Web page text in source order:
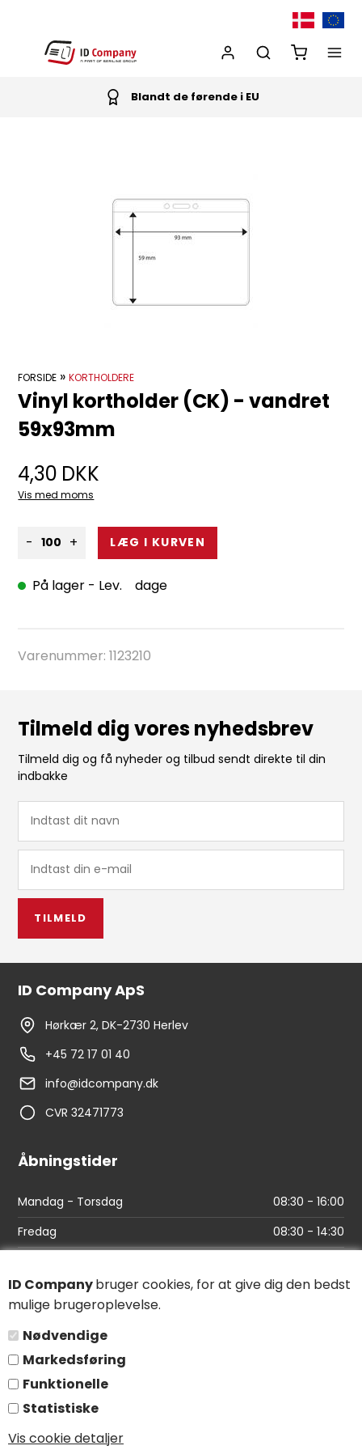
ID Companybruger cookies, for at give dig den bedst
mulige brugeroplevelse.
Nødvendige
Markedsføring
Funktionelle
Statistiske
Vis cookie detaljer
Blandt de førende i EU
FORSIDE »KORTHOLDERE
Vinyl kortholder (CK) - vandret
59x93mm
4,30 DKK
Vis med moms
- +
På lager - Lev. dage
Varenummer:1123210
Tilmeld dig vores nyhedsbrev
Tilmeld dig og få nyheder og tilbud sendt direkte til din
indbakke
TILMELD
ID Company ApS
Hørkær 2, DK-2730 Herlev
+45 72 17 01 40
info@idcompany.dk
CVR 32471773
Åbningstider
Mandag - Torsdag
08:30 - 16:00
Fredag
08:30 - 14:30
Find vej
Salgs- og leveringsbetingelser
Persondatapolitik
Følg os